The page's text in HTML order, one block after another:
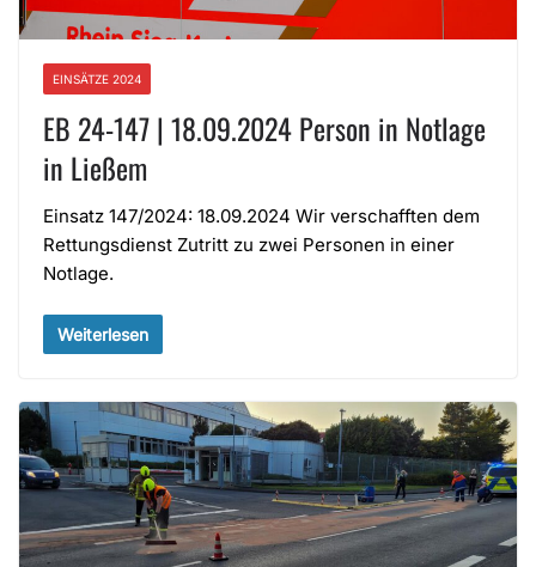
EINSÄTZE 2024
EB 24-147 | 18.09.2024 Person in Notlage
in Ließem
Einsatz 147/2024: 18.09.2024 Wir verschafften dem
Rettungsdienst Zutritt zu zwei Personen in einer
Notlage.
Weiterlesen